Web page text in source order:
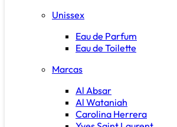
Unissex
Eau de Parfum
Eau de Toilette
Marcas
Al Absar
Al Wataniah
Carolina Herrera